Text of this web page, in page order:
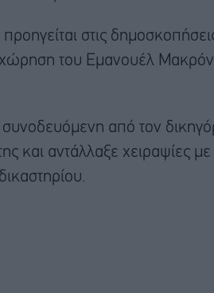
στις
του Εμανουέλ
από τον
και αντάλλαξε χειραψίες με